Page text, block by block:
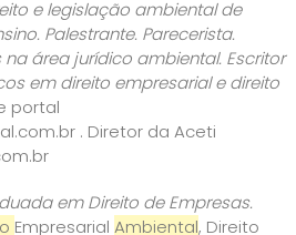
e legislação ambiental de
Palestrante. Parecerista.
área jurídico ambiental. Escritor
em direito empresarial e direito
portal
. Diretor da Aceti
em Direito de Empresas.
Empresarial Ambiental, Direito